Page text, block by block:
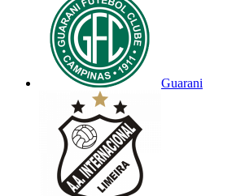
Guarani